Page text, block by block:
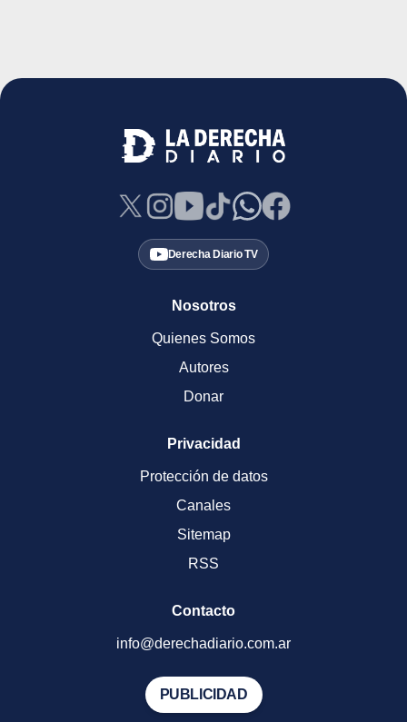
Derecha Diario TV
Nosotros
Quienes Somos
Autores
Donar
Privacidad
Protección de datos
Canales
Sitemap
RSS
Contacto
info@derechadiario.com.ar
PUBLICIDAD